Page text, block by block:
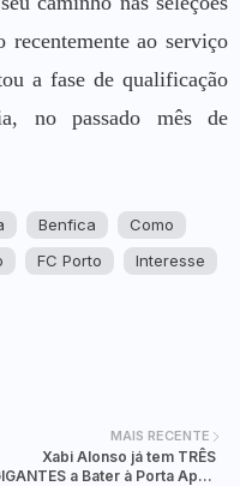
recentemente ao serviço
a fase de qualificação
no passado mês de
Benfica
Como
FC Porto
Interesse
MAIS RECENTE
Xabi Alonso já tem TRÊS
a Bater à Porta Após